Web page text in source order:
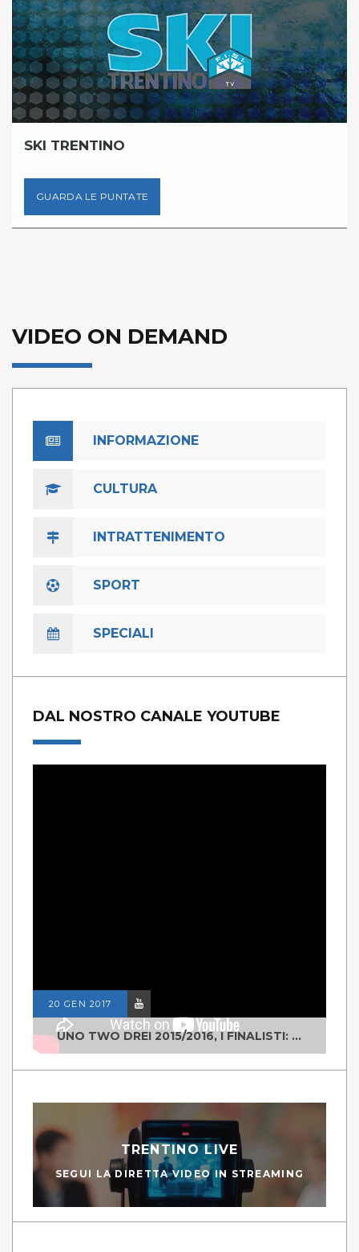
SKI TRENTINO
GUARDA LE PUNTATE
VIDEO ON DEMAND
INFORMAZIONE
CULTURA
INTRATTENIMENTO
SPORT
SPECIALI
DAL NOSTRO CANALE YOUTUBE
20 GEN 2017
UNO TWO DREI 2015/2016, I FINALISTI: CLASSE IV ALS ISTITUTO "DEGASPERI" BORGO VALSUGANA
TRENTINO LIVE
SEGUI LA DIRETTA VIDEO IN STREAMING